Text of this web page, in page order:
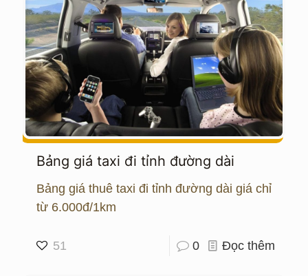
Bảng giá taxi đi tỉnh đường dài
Bảng giá thuê taxi đi tỉnh đường dài giá chỉ
từ 6.000đ/1km
51 0 Đọc thêm